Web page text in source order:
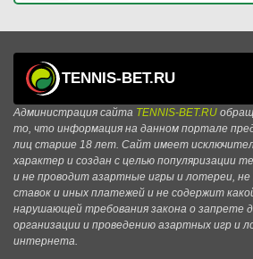
TENNIS-BET.RU
Администрация сайта TENNIS-BET.RU
то, что информация на данном портале
лиц старше 18 лет. Сайт имеет
характер и создан с целью популяризации
и не проводит азартные игры и лотереи,
ставок и иных платежей и не содержит
нарушающей требования закона о запрете
организации и проведению азартных игр и
интернета.